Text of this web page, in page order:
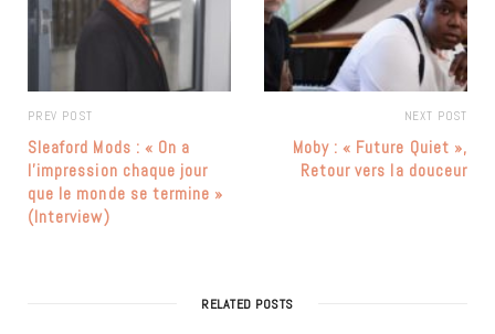
PREV POST
Sleaford Mods : « On a
l’impression chaque jour
que le monde se termine »
(Interview)
NEXT POST
Moby : « Future Quiet »,
Retour vers la douceur
RELATED POSTS